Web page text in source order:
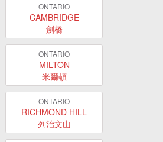
ONTARIO
CAMBRIDGE
劍橋
ONTARIO
MILTON
米爾頓
ONTARIO
RICHMOND HILL
列治文山